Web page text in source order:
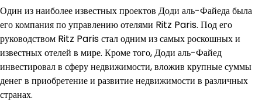
Один из наиболее известных проектов Доди аль-Файеда была
его компания по управлению отелями Ritz Paris. Под его
руководством Ritz Paris стал одним из самых роскошных и
известных отелей в мире. Кроме того, Доди аль-Файед
инвестировал в сферу недвижимости, вложив крупные суммы
денег в приобретение и развитие недвижимости в различных
странах.